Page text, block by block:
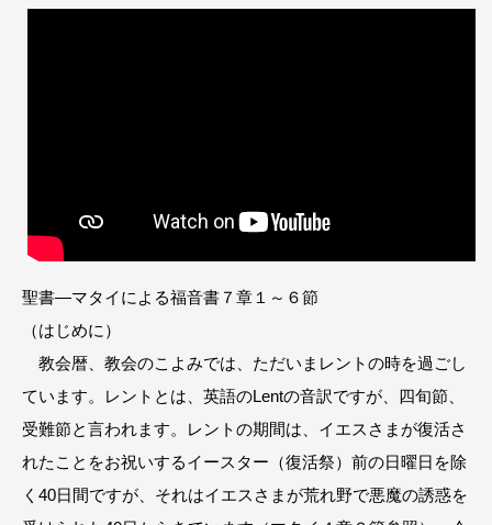
聖書―マタイによる福音書７章１～６節
（はじめに）
教会暦、教会のこよみでは、ただいまレントの時を過ごし
ています。レントとは、英語のLentの音訳ですが、四旬節、
受難節と言われます。レントの期間は、イエスさまが復活さ
れたことをお祝いするイースター（復活祭）前の日曜日を除
く40日間ですが、それはイエスさまが荒れ野で悪魔の誘惑を